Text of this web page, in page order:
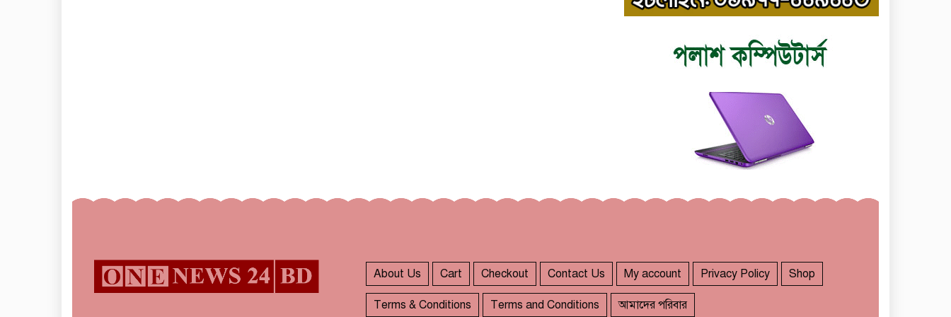
About Us Cart Checkout Contact Us My account Privacy Policy Shop
Terms & Conditions Terms and Conditions আমাদের পরিবার